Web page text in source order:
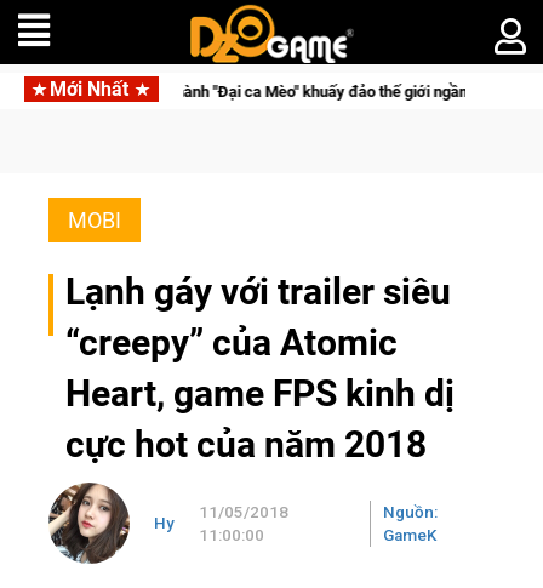
Mới Nhất
Trở thành "Đại ca Mèo" khuấy đảo thế giới ngầm trong Cat Mafia
MOBI
Lạnh gáy với trailer siêu
“creepy” của Atomic
Heart, game FPS kinh dị
cực hot của năm 2018
Hy
11/05/2018
11:00:00
Nguồn:
GameK